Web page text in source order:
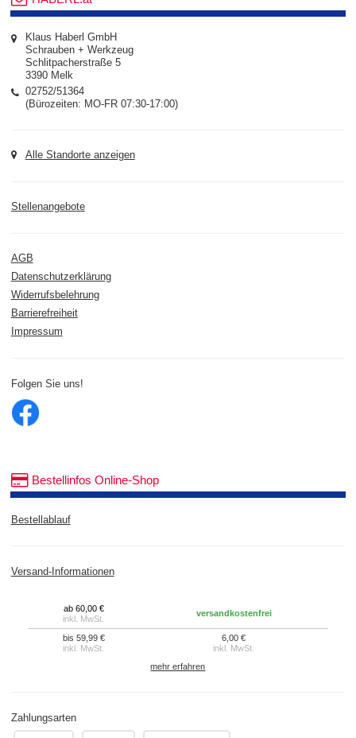
Klaus Haberl GmbH
Schrauben + Werkzeug
Schlitpacherstraße 5
3390 Melk
02752/51364
(Bürozeiten: MO-FR 07:30-17:00)
Alle Standorte anzeigen
Stellenangebote
AGB
Datenschutzerklärung
Widerrufsbelehrung
Barrierefreiheit
Impressum
Folgen Sie uns!
Bestellinfos Online-Shop
Bestellablauf
Versand-Informationen
ab 60,00 €
inkl. MwSt.
versandkostenfrei
bis 59,99 €
inkl. MwSt.
6,00 €
inkl. MwSt.
mehr erfahren
Zahlungsarten